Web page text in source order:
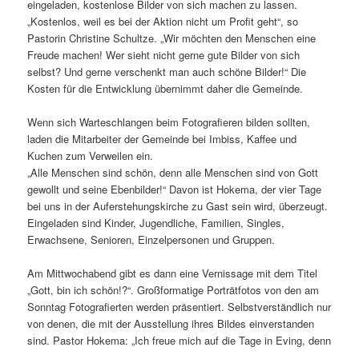
eingeladen, kostenlose Bilder von sich machen zu lassen.
„Kostenlos, weil es bei der Aktion nicht um Profit geht“, so
Pastorin Christine Schultze. „Wir möchten den Menschen eine
Freude machen! Wer sieht nicht gerne gute Bilder von sich
selbst? Und gerne verschenkt man auch schöne Bilder!“ Die
Kosten für die Entwicklung übernimmt daher die Gemeinde.
Wenn sich Warteschlangen beim Fotografieren bilden sollten,
laden die Mitarbeiter der Gemeinde bei Imbiss, Kaffee und
Kuchen zum Verweilen ein.
„Alle Menschen sind schön, denn alle Menschen sind von Gott
gewollt und seine Ebenbilder!“ Davon ist Hokema, der vier Tage
bei uns in der Auferstehungskirche zu Gast sein wird, überzeugt.
Eingeladen sind Kinder, Jugendliche, Familien, Singles,
Erwachsene, Senioren, Einzelpersonen und Gruppen.
Am Mittwochabend gibt es dann eine Vernissage mit dem Titel
„Gott, bin ich schön!?“. Großformatige Porträtfotos von den am
Sonntag Fotografierten werden präsentiert. Selbstverständlich nur
von denen, die mit der Ausstellung ihres Bildes einverstanden
sind. Pastor Hokema: „Ich freue mich auf die Tage in Eving, denn